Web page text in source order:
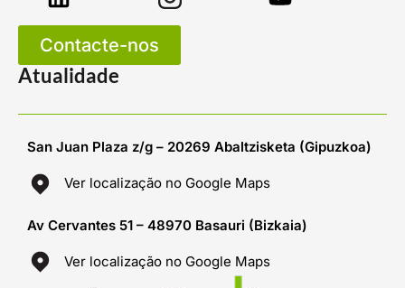
Contacte-nos
Atualidade
San Juan Plaza z/g – 20269 Abaltzisketa (Gipuzkoa)
Ver localização no Google Maps
Av Cervantes 51 – 48970 Basauri (Bizkaia)
Ver localização no Google Maps